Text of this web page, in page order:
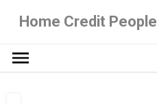
Home Credit People